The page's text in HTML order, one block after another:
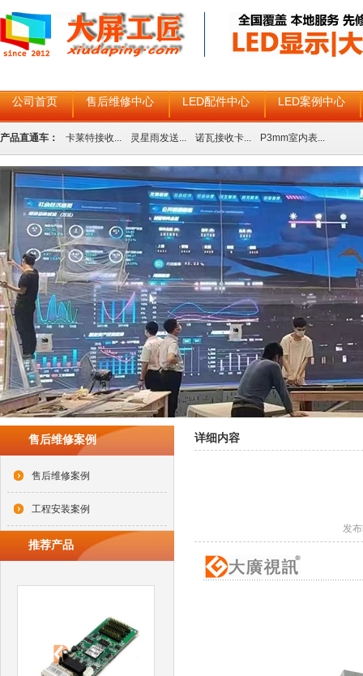
公司首页 售后维修中心 LED配件中心 LED案例中心
产品直通车： 卡莱特接收... 灵星雨发送... 诺瓦接收卡... P3mm室内表...
售后维修案例
售后维修案例
工程安装案例
推荐产品
详细内容
发